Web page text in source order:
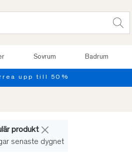
Sovrum Badrum
produkt
senaste dygnet